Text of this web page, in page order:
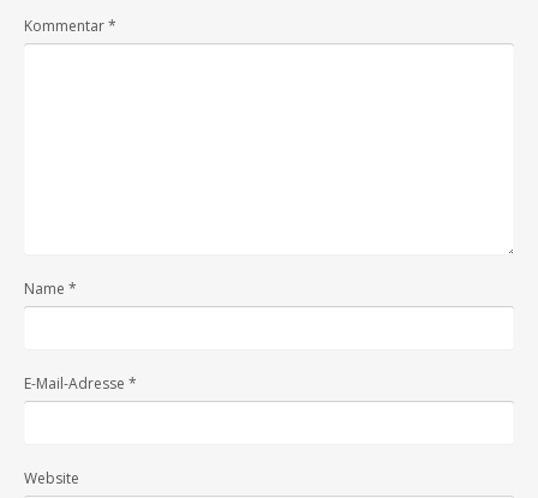
Kommentar*
Name *
E-Mail-Adresse *
Website